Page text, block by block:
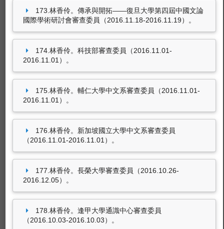
173.林香伶。傳承與開拓——復旦大學第四屆中國文論
國際學術研討會審查委員（2016.11.18-2016.11.19）。
174.林香伶。科技部審查委員（2016.11.01-
2016.11.01）。
175.林香伶。輔仁大學中文系審查委員（2016.11.01-
2016.11.01）。
176.林香伶。新加坡國立大學中文系審查委員
（2016.11.01-2016.11.01）。
177.林香伶。長榮大學審查委員（2016.10.26-
2016.12.05）。
178.林香伶。逢甲大學通識中心審查委員
（2016.10.03-2016.10.03）。